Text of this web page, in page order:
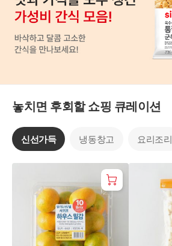
놓치면 후회할 쇼핑 큐레이션
신선가득 냉동창고 요리조리